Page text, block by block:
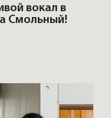
вокал в
Смольный!